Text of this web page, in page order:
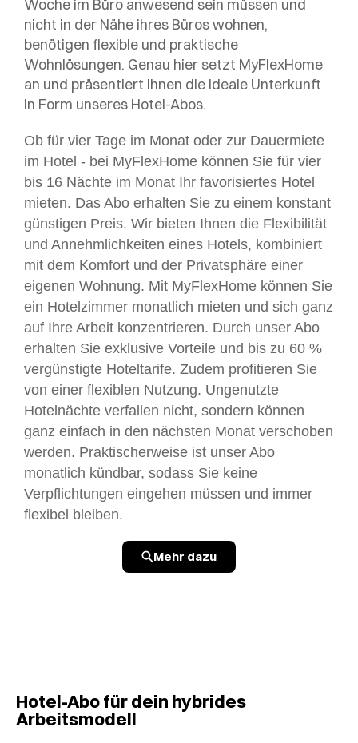
Woche im Büro anwesend sein müssen und
nicht in der Nähe ihres Büros wohnen,
benötigen flexible und praktische
Wohnlösungen. Genau hier setzt MyFlexHome
an und präsentiert Ihnen die ideale Unterkunft
in Form unseres Hotel-Abos.
Ob für vier Tage im Monat oder zur Dauermiete
im Hotel - bei MyFlexHome können Sie für vier
bis 16 Nächte im Monat Ihr favorisiertes Hotel
mieten. Das Abo erhalten Sie zu einem konstant
günstigen Preis. Wir bieten Ihnen die Flexibilität
und Annehmlichkeiten eines Hotels, kombiniert
mit dem Komfort und der Privatsphäre einer
eigenen Wohnung. Mit MyFlexHome können Sie
ein Hotelzimmer monatlich mieten und sich ganz
auf Ihre Arbeit konzentrieren. Durch unser Abo
erhalten Sie exklusive Vorteile und bis zu 60 %
vergünstigte Hoteltarife. Zudem profitieren Sie
von einer flexiblen Nutzung. Ungenutzte
Hotelnächte verfallen nicht, sondern können
ganz einfach in den nächsten Monat verschoben
werden. Praktischerweise ist unser Abo
monatlich kündbar, sodass Sie keine
Verpflichtungen eingehen müssen und immer
flexibel bleiben.
Mehr dazu
Hotel-Abo für dein hybrides
Arbeitsmodell